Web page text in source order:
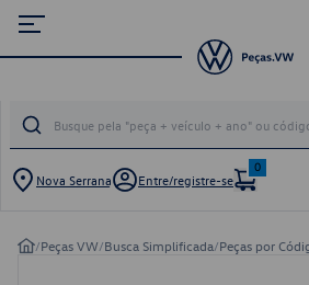
Nova Serrana Entre/registre-se
0
/Peças VW/Busca Simplificada/Peças por